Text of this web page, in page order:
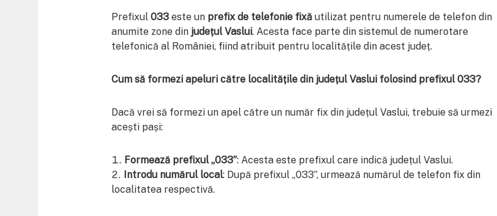
Prefixul 033 este un prefix de telefonie fixă utilizat pentru numerele de telefon din
anumite zone din județul Vaslui. Acesta face parte din sistemul de numerotare
telefonică al României, fiind atribuit pentru localitățile din acest județ.
Cum să formezi apeluri către localitățile din județul Vaslui folosind prefixul 033?
Dacă vrei să formezi un apel către un număr fix din județul Vaslui, trebuie să urmezi
acești pași:
Formează prefixul „033”: Acesta este prefixul care indică județul Vaslui.
Introdu numărul local: După prefixul „033”, urmează numărul de telefon fix din
localitatea respectivă.